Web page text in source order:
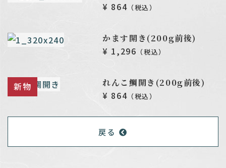
¥ 864 （税込）
かます開き(200g前後)
¥ 1,296 （税込）
新物 れんこ鯛開き(200g前後)
¥ 864 （税込）
戻る